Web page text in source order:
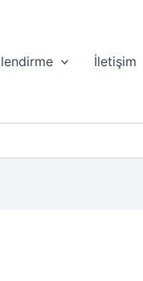
İletişim